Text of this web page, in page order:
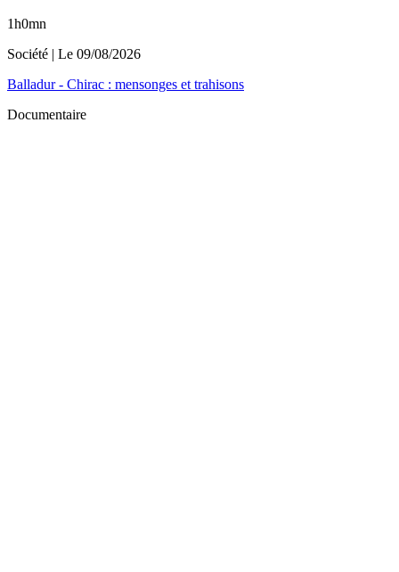
1h0mn
Société | Le 09/08/2026
Balladur - Chirac : mensonges et trahisons
Documentaire